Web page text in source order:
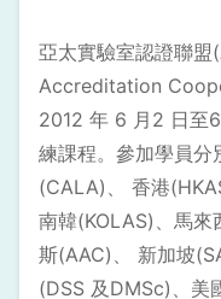
亞太實驗室認證聯
Accreditation
2012 年 6 月2 日至
練課程。參加學員分
(CALA)、 香港
南韓(KOLAS)、馬
斯(AAC)、 新加坡
(DSS 及DMSc)、美